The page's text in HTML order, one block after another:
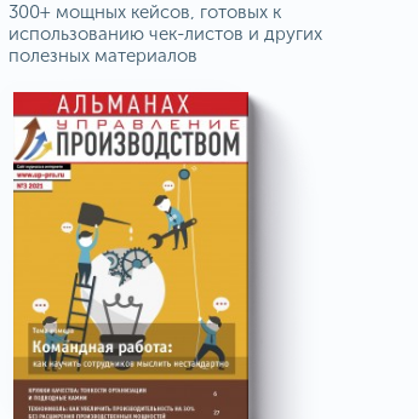
300+ мощных кейсов, готовых к
использованию чек-листов и других
полезных материалов